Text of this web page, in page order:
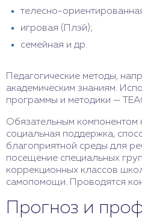
телесно-
игровая (Плэй);
семейная и др.
Педагогические методы,
академическим знаниям.
программы и методики —
Обязательным компонентом
социальная поддержка,
благоприятной среды для
посещение специальных
коррекционных классов
самопомощи. Проводятся
Прогноз и